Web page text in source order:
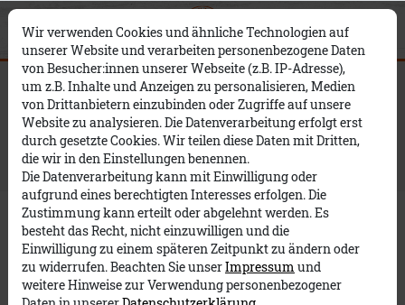
Trends
Herbsttrends 2024
7 Aug, 2024
Wir verwenden Cookies und ähnliche Technologien auf
unserer Website und verarbeiten personenbezogene Daten
von Besucher:innen unserer Webseite (z.B. IP-Adresse),
um z.B. Inhalte und Anzeigen zu personalisieren, Medien
von Drittanbietern einzubinden oder Zugriffe auf unsere
Website zu analysieren. Die Datenverarbeitung erfolgt erst
durch gesetzte Cookies. Wir teilen diese Daten mit Dritten,
die wir in den Einstellungen benennen.
Die Datenverarbeitung kann mit Einwilligung oder
aufgrund eines berechtigten Interesses erfolgen. Die
Zustimmung kann erteilt oder abgelehnt werden. Es
besteht das Recht, nicht einzuwilligen und die
Einwilligung zu einem späteren Zeitpunkt zu ändern oder
zu widerrufen. Beachten Sie unserImpressum und
weitere Hinweise zur Verwendung personenbezogener